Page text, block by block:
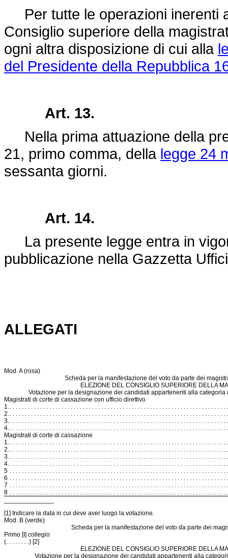
Per tutte le operazioni inerenti
Consiglio superiore della
ogni altra disposizione di cui alla
del Presidente della Repubblica
Art. 13.
Nella prima attuazione della
21, primo comma, della legge 24
sessanta giorni.
Art. 14.
La presente legge entra in
pubblicazione nella Gazzetta
ALLEGATI
Mod. A (rosa)
Scheda per la manifestazione del voto da parte dei
ELEZIONE DEL CONSIGLIO SUPERIORE DELLA
Votazione per la designazione dei candidati appartenenti alla categoria
Magistrati di corte di cassazione con ufficio direttivo
1.. . . . . . . . . . . . . . . . . . . . . . . . . . . . . . . . . . . . . . . . . . . . . . . . . . . . . . . . . . . . . . . . . . . . . . .
2.. . . . . . . . . . . . . . . . . . . . . . . . . . . . . . . . . . . . . . . . . . . . . . . . . . . . . . . . . . . . . . . . . . . . . . .
3.. . . . . . . . . . . . . . . . . . . . . . . . . . . . . . . . . . . . . . . . . . . . . . . . . . . . . . . . . . . . . . . . . . . . . . .
4.. . . . . . . . . . . . . . . . . . . . . . . . . . . . . . . . . . . . . . . . . . . . . . . . . . . . . . . . . . . . . . . . . . . . . . .
Magistrati di corte di cassazione
1.. . . . . . . . . . . . . . . . . . . . . . . . . . . . . . . . . . . . . . . . . . . . . . . . . . . . . . . . . . . . . . . . . . . . . . .
2.. . . . . . . . . . . . . . . . . . . . . . . . . . . . . . . . . . . . . . . . . . . . . . . . . . . . . . . . . . . . . . . . . . . . . . .
3.. . . . . . . . . . . . . . . . . . . . . . . . . . . . . . . . . . . . . . . . . . . . . . . . . . . . . . . . . . . . . . . . . . . . . . .
4.. . . . . . . . . . . . . . . . . . . . . . . . . . . . . . . . . . . . . . . . . . . . . . . . . . . . . . . . . . . . . . . . . . . . . . .
5 . . . . . . . . . . . . . . . . . . . . . . . . . . . . . . . . . . . . . . . . . . . . . . . . . . . . . . . . . . . . . . . . . . . . . . .
6 . . . . . . . . . . . . . . . . . . . . . . . . . . . . . . . . . . . . . . . . . . . . . . . . . . . . . . . . . . . . . . . . . . . . . . .
7 . . . . . . . . . . . . . . . . . . . . . . . . . . . . . . . . . . . . . . . . . . . . . . . . . . . . . . . . . . . . . . . . . . . . . . .
8 . . . . . . . . . . . . . . . . . . . . . . . . . . . . . . . . . . . . . . . . . . . . . . . . . . . . . . . . . . . . . . . . . . . . . . .
[1] Indicare la data in cui deve aver luogo la votazione.
Mod. B (verde)
Scheda per la manifestazione del voto da parte dei
Primo [I] collegio
(. . . . . . . .) [2]
ELEZIONE DEL CONSIGLIO SUPERIORE DELLA
Votazione per la designazione dei candidati appartenenti alla